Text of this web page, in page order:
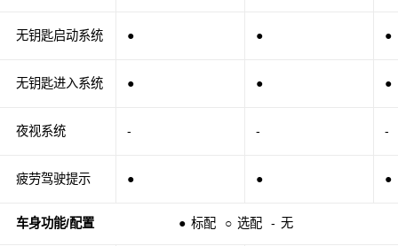
无钥匙启动系统
无钥匙进入系统
夜视系统
疲劳驾驶提示
车身功能/配置 ● 标配 ○ 选配 - 无
● ● ●
● ● ●
- - -
● ● ●